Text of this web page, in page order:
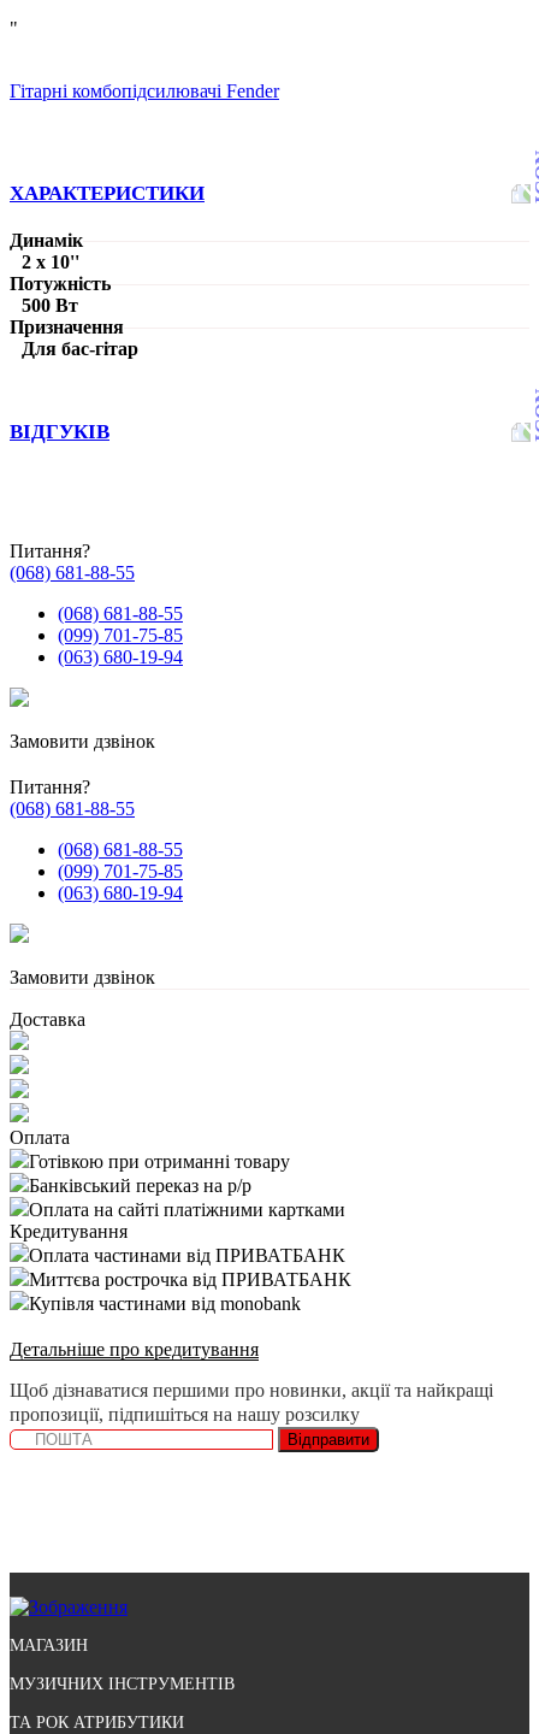
"
Гітарні комбопідсилювачі Fender
ХАРАКТЕРИСТИКИ
Динамік
2 x 10''
Потужність
500 Вт
Призначення
Для бас-гітар
ВІДГУКІВ
Питання?
(068) 681-88-55
(068) 681-88-55
(099) 701-75-85
(063) 680-19-94
Замовити дзвінок
Питання?
(068) 681-88-55
(068) 681-88-55
(099) 701-75-85
(063) 680-19-94
Замовити дзвінок
Доставка
Оплата
Готівкою при отриманні товару
Банківський переказ на р/р
Оплата на сайті платіжними картками
Кредитування
Оплата частинами від ПРИВАТБАНК
Миттєва рострочка від ПРИВАТБАНК
Купівля частинами від monobank
Детальніше про кредитування
Щоб дізнаватися першими про новинки, акції та найкращі
пропозиції, підпишіться на нашу розсилку
Відправити
МАГАЗИН
МУЗИЧНИХ ІНСТРУМЕНТІВ
ТА РОК АТРИБУТИКИ